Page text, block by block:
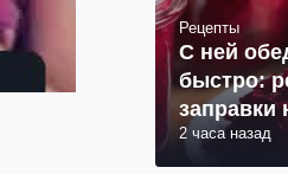
Рецепты
С ней
быстро:
заправки
2 часа назад